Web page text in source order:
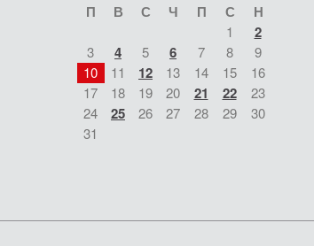
П В С Ч П С Н
1 2
3 4 5 6 7 8
9
10
11 12 13 14 15
16
17
18 19 20 21 22
23
24
25 26 27 28 29
30
31